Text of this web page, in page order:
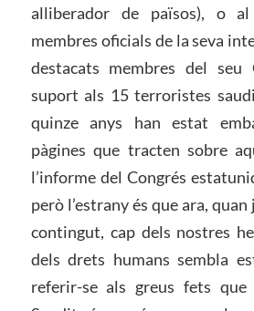
alliberador de països), o
membres oficials de la seva
destacats membres del seu
suport als 15 terroristes
quinze anys han estat
pàgines que tracten sobre
l’informe del Congrés
però l’estrany és que ara, quan
contingut, cap dels nostres
dels drets humans sembla
referir-se als greus fets que